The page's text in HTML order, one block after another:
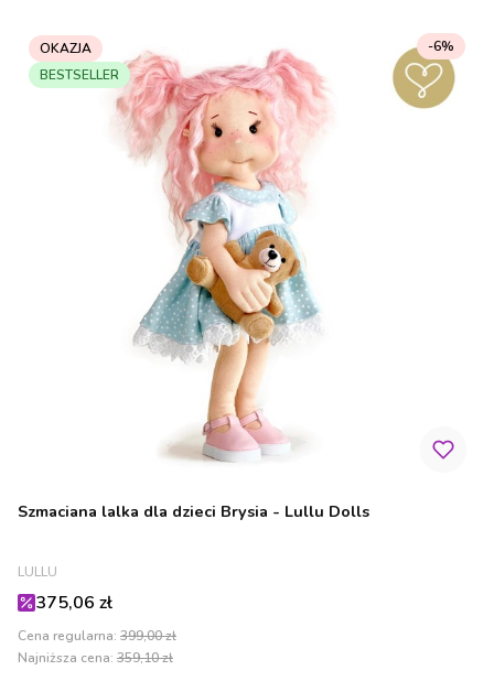
OKAZJA
BESTSELLER
Szmaciana lalka dla dzieci Brysia - Lullu Dolls
PRODUCENT
LULLU
Cena promocyjna
375,06 zł
Cena regularna: 399,00 zł
-6%
Najniższa cena: 359,10 zł